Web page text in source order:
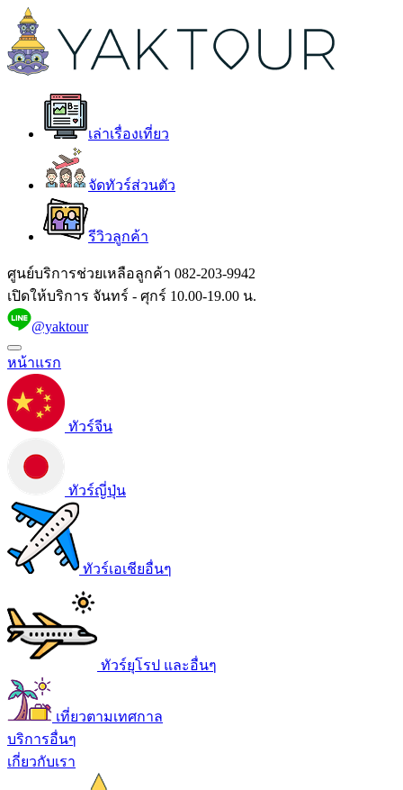
เล่าเรื่องเที่ยว
จัดทัวร์ส่วนตัว
รีวิวลูกค้า
ศูนย์บริการช่วยเหลือลูกค้า 082-203-9942
เปิดให้บริการ จันทร์ - ศุกร์ 10.00-19.00 น.
@yaktour
หน้าแรก
ทัวร์จีน
ทัวร์ญี่ปุ่น
ทัวร์เอเชียอื่นๆ
ทัวร์ยุโรป และอื่นๆ
เที่ยวตามเทศกาล
บริการอื่นๆ
เกี่ยวกับเรา